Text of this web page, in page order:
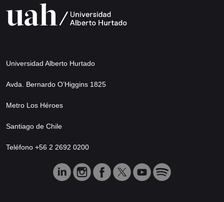
Universidad Alberto Hurtado
Avda. Bernardo O’Higgins 1825
Metro Los Héroes
Santiago de Chile
Teléfono +56 2 2692 0200